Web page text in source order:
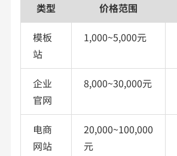
类型 价格范围
模板
站
1,000~5,000元
企业
官网
8,000~30,000元
电商
网站
20,000~100,000
元